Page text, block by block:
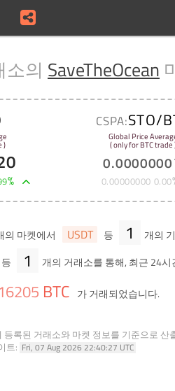
소의 SaveTheOcean
)
%
CSPA:STO/
Global Price
( only for BTC trade
0.0000000
0.00000000 0.00
의 마켓에서 USDT 등 1
개의
등 1 개의 거래소를 통해, 최근 24시
BTC 가 거래되었습니다.
록된 거래소와 마켓 정보를 기준으로 산
트: Fri, 07 Aug 2026 22:40:27 UTC